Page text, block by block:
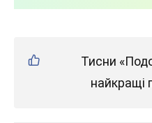
Тисни
найкращі